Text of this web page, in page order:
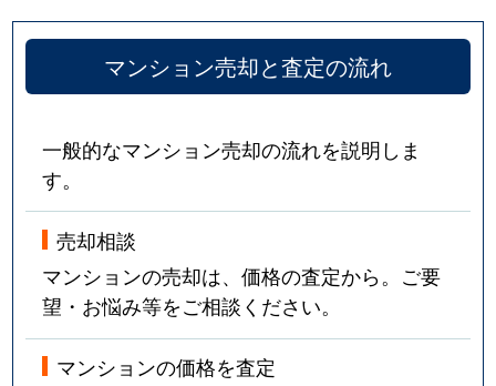
マンション売却と査定の流れ
一般的なマンション売却の流れを説明しま
す。
売却相談
マンションの売却は、価格の査定から。ご要
望・お悩み等をご相談ください。
マンションの価格を査定